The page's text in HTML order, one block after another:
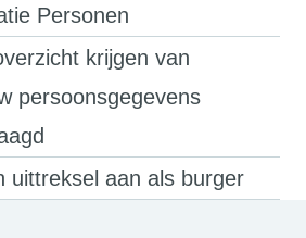
Personen
krijgen van
persoonsgegevens
uittreksel aan als burger